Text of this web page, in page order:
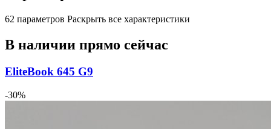
62 параметров Раскрыть все характеристики
В наличии прямо сейчас
EliteBook 645 G9
-30%